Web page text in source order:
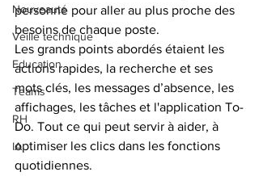
Nouveauté
Veille technique
Education
Teams
RH
IA
personne pour aller au plus proche des
besoins de chaque poste.
Les grands points abordés étaient les
actions rapides, la recherche et ses
mots clés, les messages d’absence, les
affichages, les tâches et l'application To-
Do. Tout ce qui peut servir à aider, à
optimiser les clics dans les fonctions
quotidiennes.